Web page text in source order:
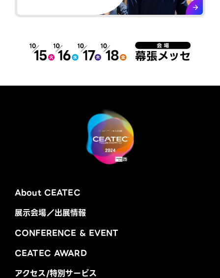
About CEATEC
展示会場／出展情報
CONFERENCE & EVENT
CEATEC AWARD
アクセス/特別サービス